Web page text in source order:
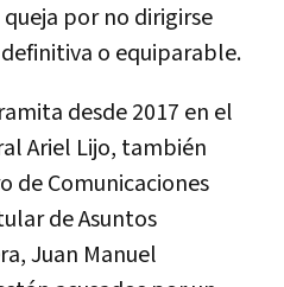
por no dirigirse
o equiparable.
desde 2017 en el
Ariel Lijo, también
de Comunicaciones
de Asuntos
Juan Manuel